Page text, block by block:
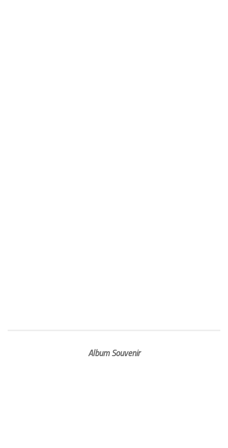
Album Souvenir